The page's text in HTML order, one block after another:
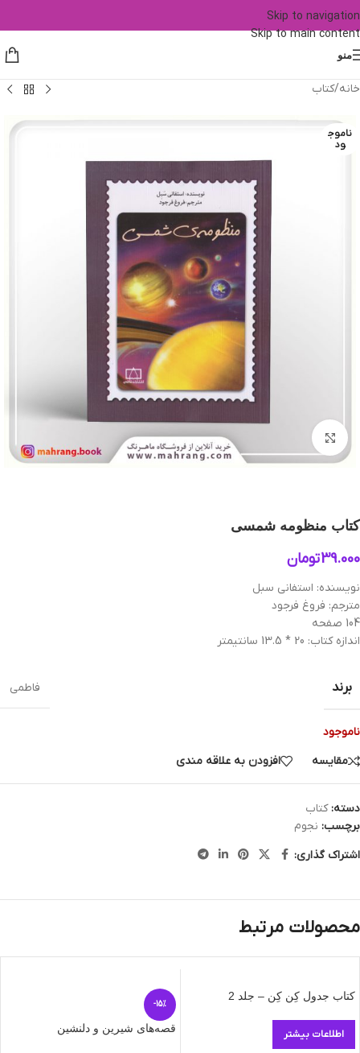
Skip to navigation
Skip to main content
منو
خانه/کتاب
ناموج
ود
بزرگنمایی تصویر
کتاب منظومه شمسی
39.000تومان
نویسنده: استفانی سبل
مترجم: فروغ فرجود
104 صفحه
اندازه کتاب: 20 * 13.5 سانتیمتر
برند فاطمی
ناموجود
مقایسه
افزودن به علاقه مندی
دسته: کتاب
برچسب: نجوم
اشتراک گذاری:
محصولات مرتبط
کتاب جدول کِن کِن – جلد 2
اطلاعات بیشتر
-15%
قصه‌های شیرین و دلنشین